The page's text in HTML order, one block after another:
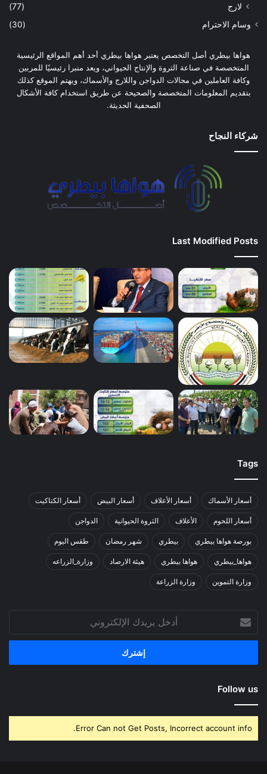
لارج
(77)
وسام الاحترام (30)
هواها بيطري أصل التخصص يعتبر هواها بيطري أحد أهم المواقع الرئيسية
المتخصصة في صناعة الثروة والإنتاج الحيواني، ويعد منبرا رئيسيًا للمربين
وكافة العاملين في مجالات الدواجن واللارج والأسماك، ويهتم الموقع كذلك
بتقديم المعلومات المتخصصة والصحيحة عن طريق استخدام كافة الأشكال
الصحفية الحديثة.
شركاء النجاح
Last Modified Posts
Tags
أسعار الأسماك أسعار الأعلاف أسعار البيض أسعار الكتاكيت
أسعار اللحوم الأعلاف الثروة الحيوانية الدواجن
بورصة هواها بيطري بيطري شهر رمضان طقس اليوم
هواها_بيطري هواها بيطري هيئة الارصاد وزارة_الزراعه
وزارة التموين وزارة الزراعة
أدخل
بريدك
الإلكتروني
Follow us
Error Can not Get Posts, Incorrect account info.